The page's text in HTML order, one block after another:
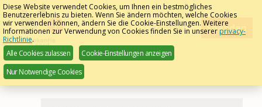
Skip
links
Jump
to
navigation
Jump
Meest gestelde vragen
naar de Bio Manege >>
Menu
Kontakt Spenden
Diese Website verwendet Cookies, um Ihnen ein bestmögliches
Benutzererlebnis zu bieten. Wenn Sie ändern möchten, welche Cookies
wir verwenden können, ändern Sie die Cookie-Einstellungen. Weitere
Informationen zur Verwendung von Cookies finden Sie in unsererprivacy-
Richtlinie.
Alle Cookies zulassen
Cookie-Einstellungen anzeigen
Nur Notwendige Cookies